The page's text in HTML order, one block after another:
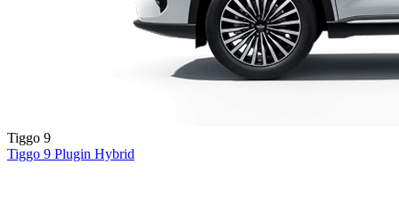
Tiggo 9
Tiggo 9 Plugin Hybrid